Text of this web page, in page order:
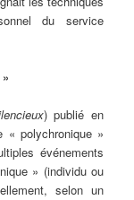
du service
) publié en
« polychronique »
événements
» (individu ou
selon un